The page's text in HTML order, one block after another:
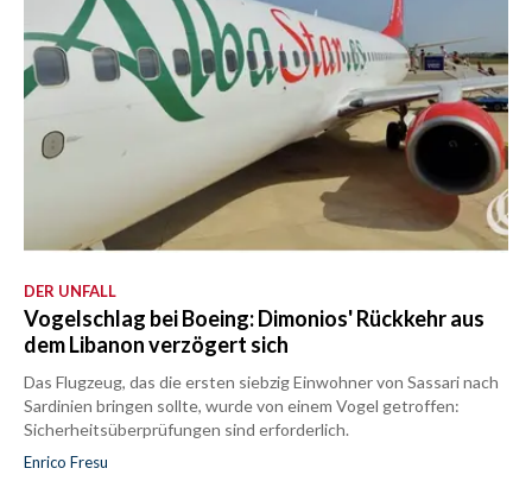
DER UNFALL
Vogelschlag bei Boeing: Dimonios' Rückkehr aus
dem Libanon verzögert sich
Das Flugzeug, das die ersten siebzig Einwohner von Sassari nach
Sardinien bringen sollte, wurde von einem Vogel getroffen:
Sicherheitsüberprüfungen sind erforderlich.
Enrico Fresu